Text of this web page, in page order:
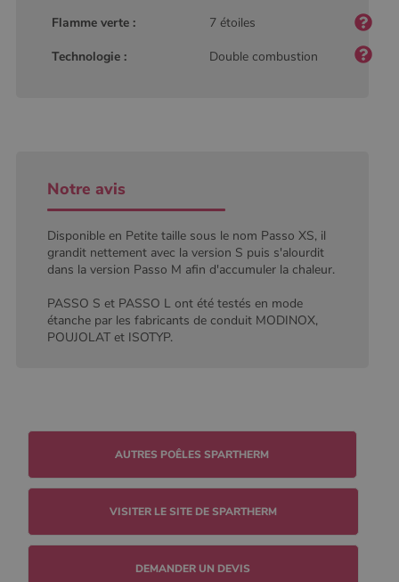
Flamme verte :
7 étoiles
Technologie :
Double combustion
Notre avis
Disponible en Petite taille sous le nom Passo XS, il
grandit nettement avec la version S puis s'alourdit
dans la version Passo M afin d'accumuler la chaleur.
PASSO S et PASSO L ont été testés en mode
étanche par les fabricants de conduit MODINOX,
POUJOLAT et ISOTYP.
VISITER LE SITE DE SPARTHERM
DEMANDER UN DEVIS
l'élément de
modèle sur le
nom contient
le numéro
_ga_W8LED1F420
.poelesabois.com
1 an 1
mois